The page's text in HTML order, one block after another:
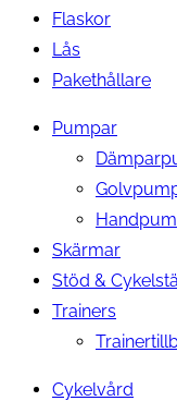
Flaskor
Lås
Pakethållare
Pumpar
Skärmar
Stöd &
Trainers
Cykelvård